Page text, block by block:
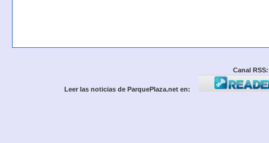
Canal RSS:
Leer las noticias de ParquePlaza.net en: